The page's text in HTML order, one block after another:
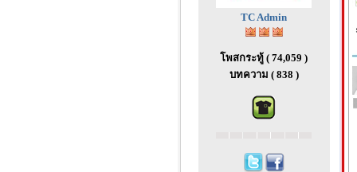
TC Admin
โพสกระทู้ ( 74,059 )
บทความ ( 838 )